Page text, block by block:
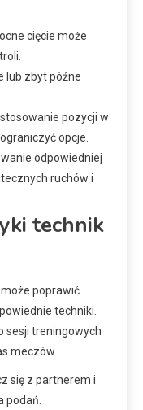
cięcie może
lub zbyt późne
pozycji w
opcje.
odpowiedniej
ruchów i
technik
poprawić
techniki.
sesji treningowych
meczów.
się z partnerem i
podań.